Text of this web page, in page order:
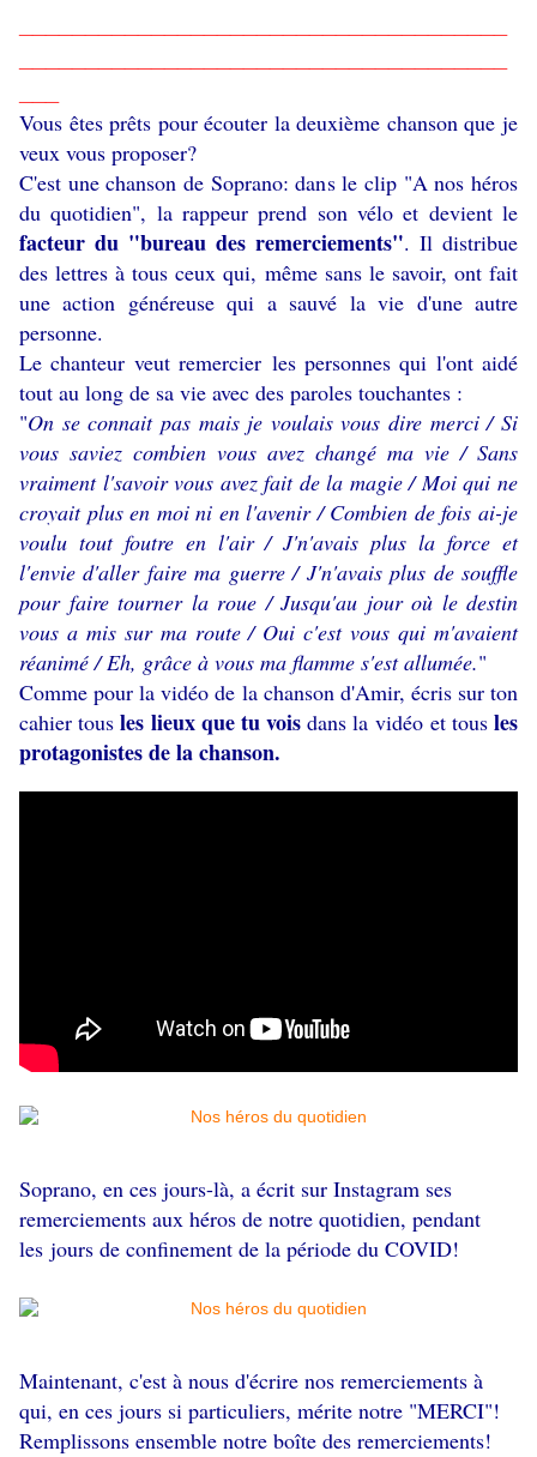
Vous êtes prêts pour écouter la deuxième chanson que je
veux vous proposer?
C'est une chanson de Soprano: dans le clip "A nos héros
du quotidien", la rappeur prend son vélo et devient le
facteur du "bureau des remerciements". Il distribue
des lettres à tous ceux qui, même sans le savoir, ont fait
une action généreuse qui a sauvé la vie d'une autre
personne.
Le chanteur veut remercier les personnes qui l'ont aidé
tout au long de sa vie avec des paroles touchantes :
"On se connait pas mais je voulais vous dire merci / Si
vous saviez combien vous avez changé ma vie / Sans
vraiment l'savoir vous avez fait de la magie / Moi qui ne
croyait plus en moi ni en l'avenir / Combien de fois ai-je
voulu tout foutre en l'air / J'n'avais plus la force et
l'envie d'aller faire ma guerre / J'n'avais plus de souffle
pour faire tourner la roue / Jusqu'au jour où le destin
vous a mis sur ma route / Oui c'est vous qui m'avaient
réanimé / Eh, grâce à vous ma flamme s'est allumée."
Comme pour la vidéo de la chanson d'Amir, écris sur ton
cahier tousles lieux que tu vois dans la vidéo et tousles
protagonistes de la chanson.
Soprano, en ces jours-là, a écrit sur Instagram ses
remerciements aux héros de notre quotidien, pendant
les jours de confinement de la période du COVID!
Maintenant, c'est à nous d'écrire nos remerciements à
qui, en ces jours si particuliers, mérite notre "MERCI"!
Remplissons ensemble notre boîte des remerciements!